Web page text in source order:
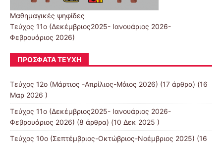
Μαθημαγικές ψηφίδες
Τεύχος 11ο (Δεκέμβριος2025- Ιανουάριος 2026-
Φεβρουάριος 2026)
ΠΡΌΣΦΑΤΑ ΤΕΎΧΗ
Τεύχος 12ο (Μάρτιος -Απρίλιος-Μάιος 2026) (17 άρθρα) (16
Μαρ 2026 )
Τεύχος 11ο (Δεκέμβριος2025- Ιανουάριος 2026-
Φεβρουάριος 2026) (8 άρθρα) (10 Δεκ 2025 )
Τεύχος 10ο (Σεπτέμβριος-Οκτώβριος-Νοέμβριος 2025) (16